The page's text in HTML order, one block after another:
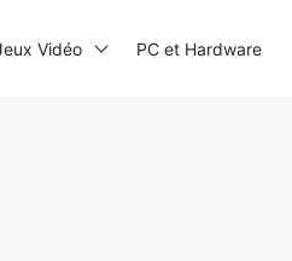
Vidéo PC et Hardware